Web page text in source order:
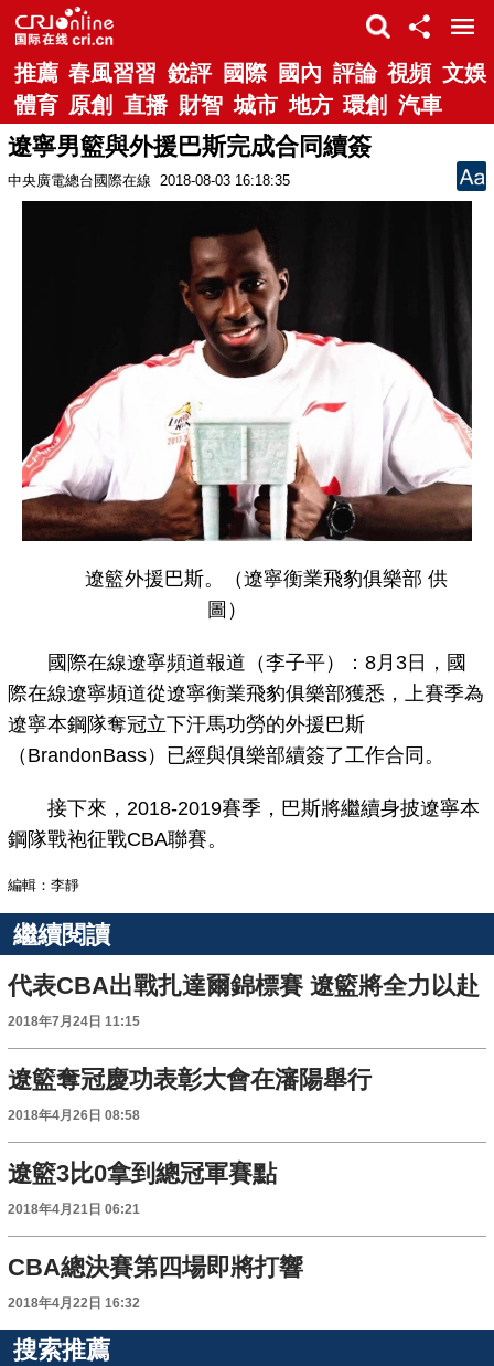
推薦 春風習習 銳評 國際 國內 評論 視頻 文娛
體育 原創 直播 財智 城市 地方 環創 汽車
遼寧男籃與外援巴斯完成合同續簽
中央廣電總台國際在線 2018-08-03 16:18:35
遼籃外援巴斯。（遼寧衡業飛豹俱樂部 供
圖）
國際在線遼寧頻道報道（李子平）：8月3日，國
際在線遼寧頻道從遼寧衡業飛豹俱樂部獲悉，上賽季為
遼寧本鋼隊奪冠立下汗馬功勞的外援巴斯
（BrandonBass）已經與俱樂部續簽了工作合同。
接下來，2018-2019賽季，巴斯將繼續身披遼寧本
鋼隊戰袍征戰CBA聯賽。 ​
編輯：李靜
繼續閱讀
代表CBA出戰扎達爾錦標賽 遼籃將全力以赴
2018年7月24日 11:15
遼籃奪冠慶功表彰大會在瀋陽舉行
2018年4月26日 08:58
遼籃3比0拿到總冠軍賽點
2018年4月21日 06:21
CBA總決賽第四場即將打響
2018年4月22日 16:32
搜索推薦